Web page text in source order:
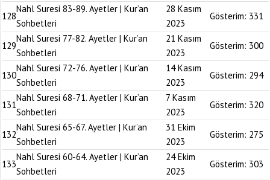
128
Nahl Suresi 83-89. Ayetler | Kur’an
Sohbetleri
28 Kasım
2023
Gösterim: 331
129
Nahl Suresi 77-82. Ayetler | Kur’an
Sohbetleri
21 Kasım
2023
Gösterim: 300
130
Nahl Suresi 72-76. Ayetler | Kur’an
Sohbetleri
14 Kasım
2023
Gösterim: 294
131
Nahl Suresi 68-71. Ayetler | Kur’an
Sohbetleri
7 Kasım
2023
Gösterim: 320
132
Nahl Suresi 65-67. Ayetler | Kur’an
Sohbetleri
31 Ekim
2023
Gösterim: 275
133
Nahl Suresi 60-64. Ayetler | Kur’an
Sohbetleri
24 Ekim
2023
Gösterim: 303